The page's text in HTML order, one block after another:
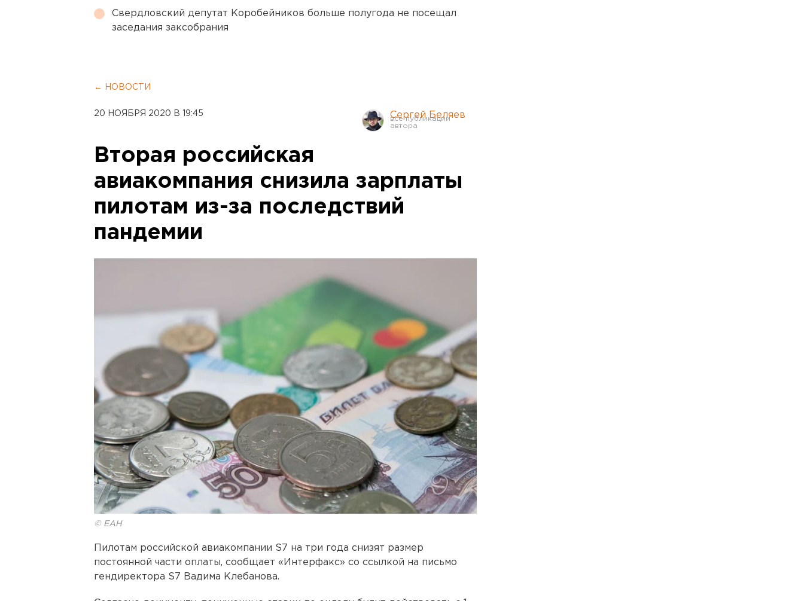
Свердловский депутат Коробейников больше полугода не посещал
заседания заксобрания
← НОВОСТИ
20 НОЯБРЯ 2020 В 19:45 Сергей Беляев
Вторая российская
авиакомпания снизила зарплаты
пилотам из-за последствий
пандемии
© ЕАН
Пилотам российской авиакомпании S7 на три года снизят размер
постоянной части оплаты, сообщает «Интерфакс» со ссылкой на письмо
гендиректора S7 Вадима Клебанова.